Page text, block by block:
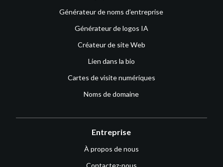
Générateur de noms d’entreprise
Générateur de logos IA
Créateur de site Web
Lien dans la bio
Cartes de visite numériques
Noms de domaine
Entreprise
À propos de nous
Contactez-nous